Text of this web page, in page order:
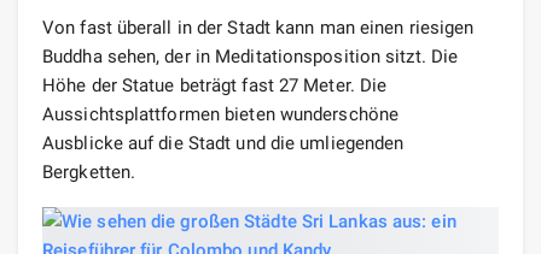
Von fast überall in der Stadt kann man einen riesigen
Buddha sehen, der in Meditationsposition sitzt. Die
Höhe der Statue beträgt fast 27 Meter. Die
Aussichtsplattformen bieten wunderschöne
Ausblicke auf die Stadt und die umliegenden
Bergketten.